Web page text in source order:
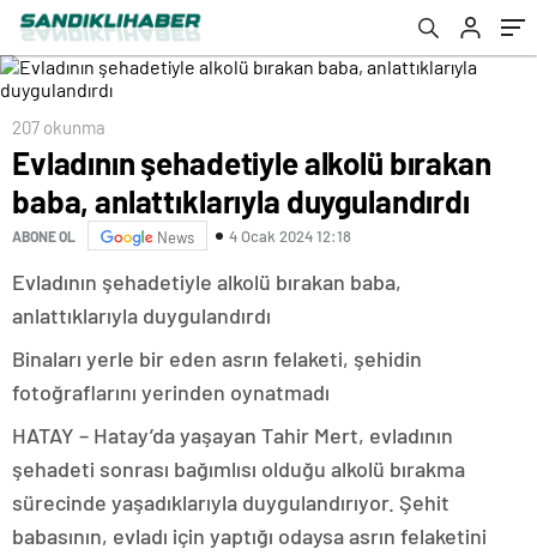
207 okunma
Evladının şehadetiyle alkolü bırakan
baba, anlattıklarıyla duygulandırdı
ABONE OL News 4 Ocak 2024 12:18
Evladının şehadetiyle alkolü bırakan baba,
anlattıklarıyla duygulandırdı
Binaları yerle bir eden asrın felaketi, şehidin
fotoğraflarını yerinden oynatmadı
HATAY – Hatay’da yaşayan Tahir Mert, evladının
şehadeti sonrası bağımlısı olduğu alkolü bırakma
sürecinde yaşadıklarıyla duygulandırıyor. Şehit
babasının, evladı için yaptığı odaysa asrın felaketini